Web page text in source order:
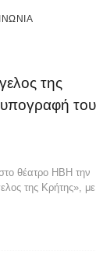
της
υπογραφή του
θέατρο ΗΒΗ την
της Κρήτης», με